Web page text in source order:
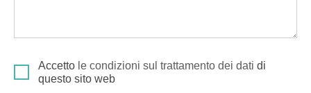
Accetto le condizioni sul trattamento dei dati di
questo sito web